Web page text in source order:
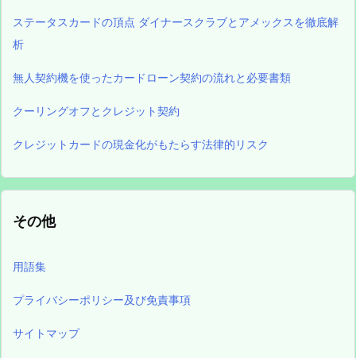
ステータスカードの頂点 ダイナースクラブとアメックスを徹底解
析
無人契約機を使ったカードローン契約の流れと必要書類
クーリングオフとクレジット契約
クレジットカードの現金化がもたらす法律的リスク
その他
用語集
プライバシーポリシー及び免責事項
サイトマップ